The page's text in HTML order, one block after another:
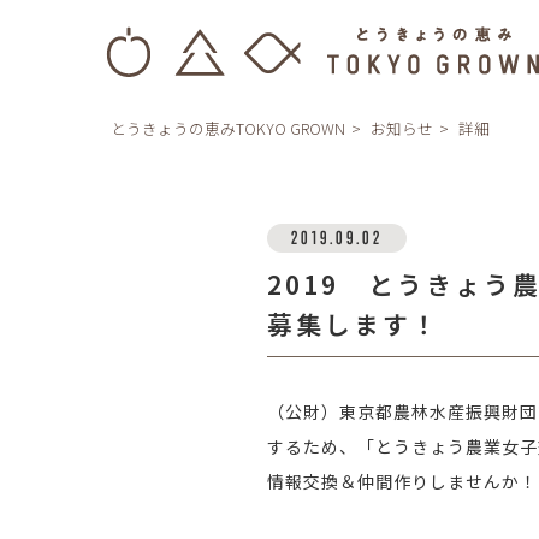
とうきょうの恵みTOKYO GROWN お知らせ 詳細
2019.09.02
2019 とうきょう農
募集します！
（公財）東京都農林水産振興財
するため、「とうきょう農業女
情報交換＆仲間作りしませんか